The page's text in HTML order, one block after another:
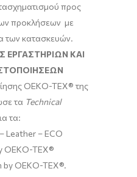
προς
προκλήσεων με
των κατασκευών.
ΕΡΓΑΣΤΗΡΙΩΝ ΚΑΙ
OEKO-TEX® της
τα Technical
τα:
Leather – ECO
OEKO-TEX®
by OEKO-TEX®.